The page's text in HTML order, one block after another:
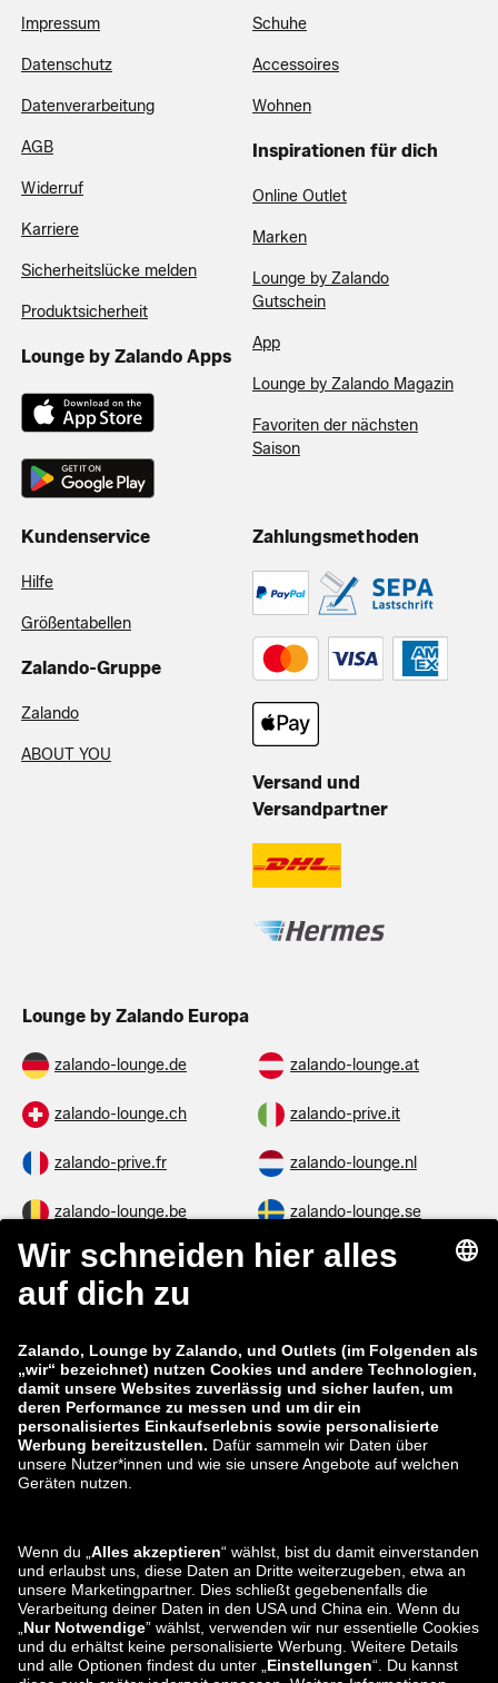
Impressum
Datenschutz
Datenverarbeitung
AGB
Widerruf
Karriere
Sicherheitslücke melden
Produktsicherheit
Lounge by Zalando Apps
Schuhe
Accessoires
Wohnen
Inspirationen für dich
Online Outlet
Marken
Lounge by Zalando
Gutschein
App
Lounge by Zalando Magazin
Favoriten der nächsten
Saison
Kundenservice
Hilfe
Größentabellen
Zalando-Gruppe
Zalando
ABOUT YOU
Zahlungsmethoden
Versand und
Versandpartner
Lounge by Zalando Europa
zalando-lounge.de zalando-lounge.at
zalando-lounge.ch zalando-prive.it
zalando-prive.fr zalando-lounge.nl
zalando-lounge.be zalando-lounge.se
zalando-lounge.fi zalando-lounge.dk
zalando-lounge.co.uk
zalando-prive.es zalando-lounge.cz
zalando-lounge.lt zalando-lounge.sk
zalando-lounge.ro zalando-lounge.hr
zalando-lounge.lu zalando-lounge.ee
zalando-lounge.lv zalando-lounge.no